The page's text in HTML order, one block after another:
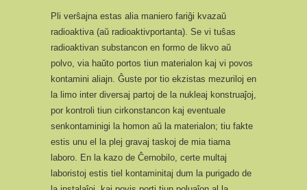
Pli verŝajna estas alia maniero fariĝi kvazaŭ
radioaktiva (aŭ radioaktivportanta). Se vi tuŝas
radioaktivan substancon en formo de likvo aŭ
polvo, via haŭto portos tiun materialon kaj vi povos
kontamini aliajn. Ĝuste por tio ekzistas mezuriloj en
la limo inter diversaj partoj de la nukleaj konstruaĵoj,
por kontroli tiun cirkonstancon kaj eventuale
senkontaminigi la homon aŭ la materialon; tiu fakte
estis unu el la plej gravaj taskoj de mia tiama
laboro. En la kazo de Ĉernobilo, certe multaj
laboristoj estis tiel kontaminitaj dum la purigado de